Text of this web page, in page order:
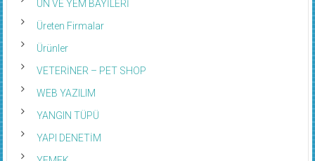
UN VE YEM BAYİLERİ
Üreten Firmalar
Ürünler
VETERİNER – PET SHOP
WEB YAZILIM
YANGIN TÜPÜ
YAPI DENETİM